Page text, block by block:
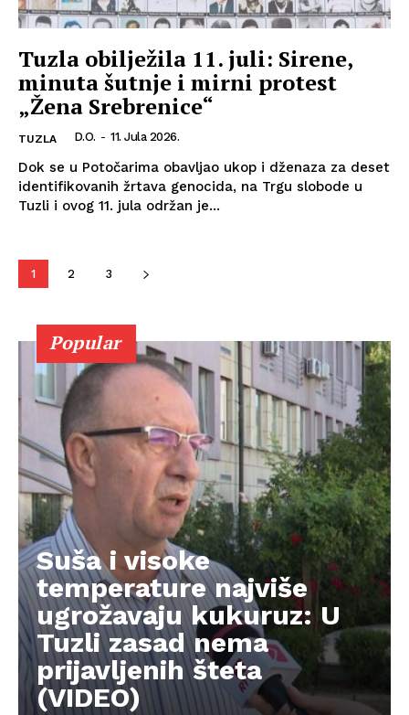
Info
O nama
Kontakt
Impressum
Tuzla obilježila 11. juli: Sirene,
minuta šutnje i mirni protest
„Žena Srebrenice“
TUZLA D.O. - 11. Jula 2026.
Dok se u Potočarima obavljao ukop i dženaza za deset
identifikovanih žrtava genocida, na Trgu slobode u
Tuzli i ovog 11. jula održan je...
1 2 3
Popular
Suša i visoke
temperature najviše
ugrožavaju kukuruz: U
Tuzli zasad nema
prijavljenih šteta
(VIDEO)